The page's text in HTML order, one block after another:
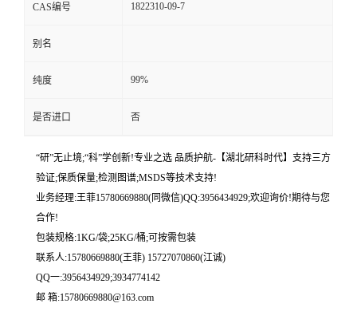
CAS编号 1822310-09-7
别名
纯度 99%
是否进口 否
“研”无止境;“科”学创新!专业之选 品质护航-【湖北研科时代】支持三方
验证;保质保量;检测图谱;MSDS等技术支持!
业务经理:王菲15780669880(同微信)QQ:3956434929;欢迎询价!期待与您
合作!
包装规格:1KG/袋;25KG/桶;可按需包装
联系人:15780669880(王菲) 15727070860(江诚)
QQ一:3956434929;3934774142
邮 箱:15780669880@163.com